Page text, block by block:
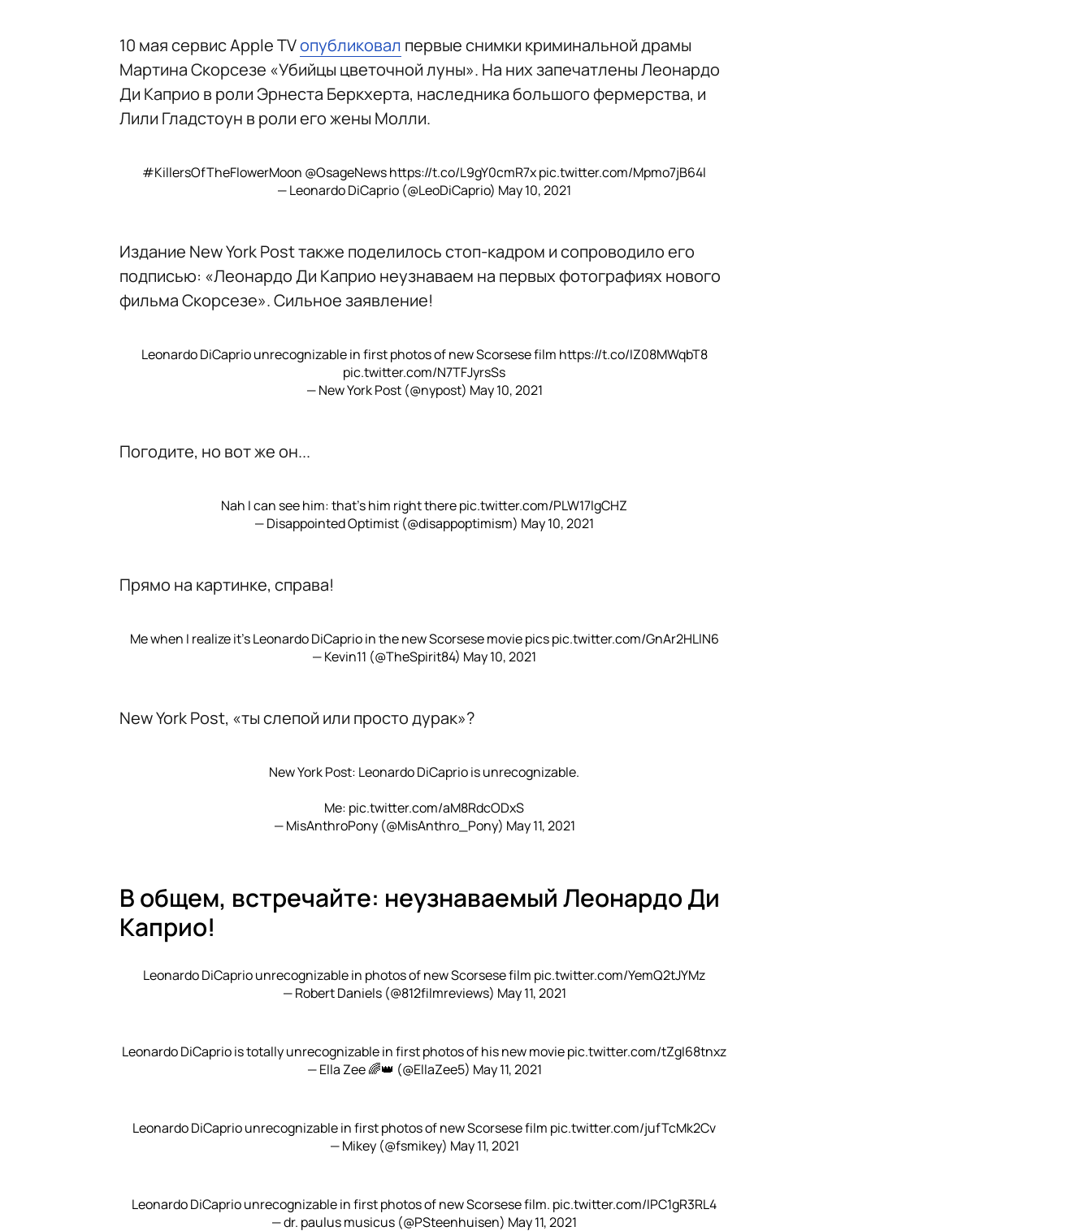
10 мая сервис Apple TVопубликовал первые снимки криминальной драмы
Мартина Скорсезе «Убийцы цветочной луны». На них запечатлены Леонардо
Ди Каприо в роли Эрнеста Беркхерта, наследника большого фермерства, и
Лили Гладстоун в роли его жены Молли.
#KillersOfTheFlowerMoon @OsageNewshttps://t.co/L9gY0cmR7xpic.twitter.com/Mpmo7jB64l
— Leonardo DiCaprio (@LeoDiCaprio) May 10, 2021
Издание New York Post также поделилось стоп-кадром и сопроводило его
подписью: «Леонардо Ди Каприо неузнаваем на первых фотографиях нового
фильма Скорсезе». Сильное заявление!
Leonardo DiCaprio unrecognizable in first photos of new Scorsese film https://t.co/IZ08MWqbT8
pic.twitter.com/N7TFJyrsSs
— New York Post (@nypost) May 10, 2021
Погодите, но вот же он...
Nah I can see him: that’s him right therepic.twitter.com/PLW17lgCHZ
— Disappointed Optimist (@disappoptimism) May 10, 2021
Прямо на картинке, справа!
Me when I realize it's Leonardo DiCaprio in the new Scorsese movie picspic.twitter.com/GnAr2HLlN6
— Kevin11 (@TheSpirit84) May 10, 2021
New York Post, «ты слепой или просто дурак»?
New York Post: Leonardo DiCaprio is unrecognizable.
Me: pic.twitter.com/aM8RdcODxS
— MisAnthroPony (@MisAnthro_Pony) May 11, 2021
В общем, встречайте: неузнаваемый Леонардо Ди
Каприо!
Leonardo DiCaprio unrecognizable in photos of new Scorsese film pic.twitter.com/YemQ2tJYMz
— Robert Daniels (@812filmreviews) May 11, 2021
Leonardo DiCaprio is totally unrecognizable in first photos of his new moviepic.twitter.com/tZgI68tnxz
— Ella Zee 🌈👑 (@EllaZee5) May 11, 2021
Leonardo DiCaprio unrecognizable in first photos of new Scorsese film pic.twitter.com/jufTcMk2Cv
— Mikey (@fsmikey) May 11, 2021
Leonardo DiCaprio unrecognizable in first photos of new Scorsese film. pic.twitter.com/IPC1gR3RL4
— dr. paulus musicus (@PSteenhuisen) May 11, 2021